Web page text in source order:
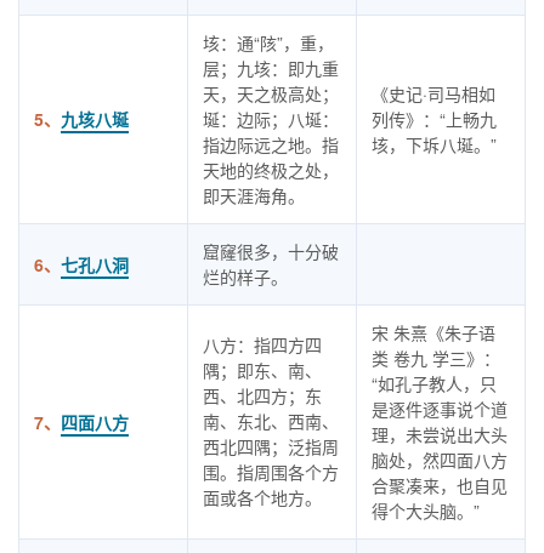
5、 九垓八埏
垓：通“陔”，重，
层；九垓：即九重
天，天之极高处；
埏：边际；八埏：
指边际远之地。指
天地的终极之处，
即天涯海角。
《史记·司马相如
列传》：“上畅九
垓，下坼八埏。”
6、 七孔八洞
窟窿很多，十分破
烂的样子。
7、 四面八方
八方：指四方四
隅；即东、南、
西、北四方；东
南、东北、西南、
西北四隅；泛指周
围。指周围各个方
面或各个地方。
宋 朱熹《朱子语
类 卷九 学三》：
“如孔子教人，只
是逐件逐事说个道
理，未尝说出大头
脑处，然四面八方
合聚凑来，也自见
得个大头脑。”